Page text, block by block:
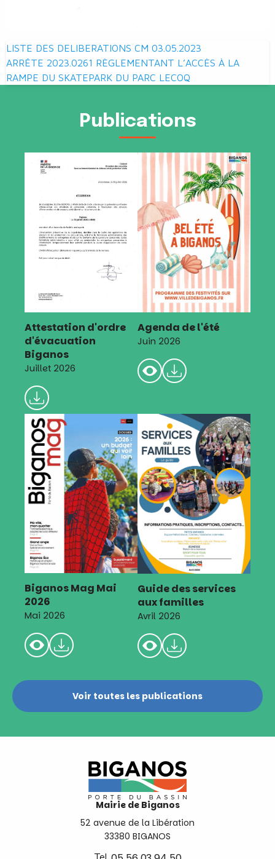
Navigation
de
l’article
LISTE DES DELIBERATIONS CM 03.05.2023
ARRÊTE 2023.0261 RÈGLEMENTANT L’ACCÈS À LA
RAMPE DU SKATEPARK DU PARC LECOQ
Publications
Attestation d'ordre
d'évacuation
Biganos
Juillet 2026
Agenda de l'été
Juin 2026
Biganos Mag Mai
2026
Mai 2026
Guide des services
aux familles
Avril 2026
Voir toutes les publications
Mairie de Biganos
52 avenue de la Libération
33380 BIGANOS
Tel.